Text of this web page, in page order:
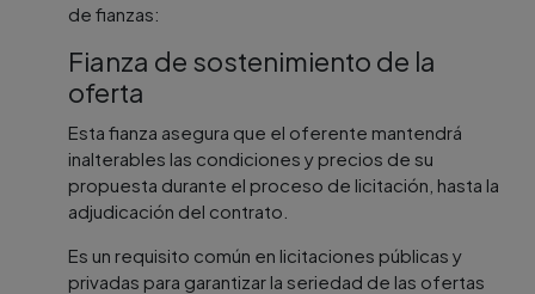
de fianzas:
Fianza de sostenimiento de la
oferta
Esta fianza asegura que el oferente mantendrá
inalterables las condiciones y precios de su
propuesta durante el proceso de licitación, hasta la
adjudicación del contrato.
Es un requisito común en licitaciones públicas y
privadas para garantizar la seriedad de las ofertas